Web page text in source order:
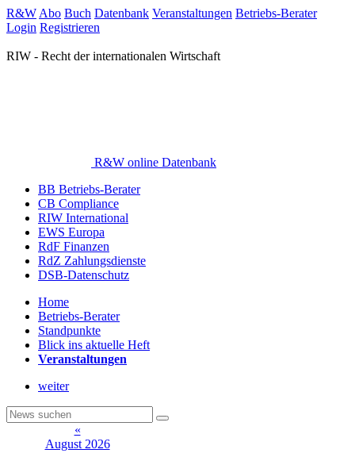
R&W Abo Buch Datenbank Veranstaltungen Betriebs-Berater
Login Registrieren
RIW - Recht der internationalen Wirtschaft
R&W online Datenbank
BB Betriebs-Berater
CB Compliance
RIW International
EWS Europa
RdF Finanzen
RdZ Zahlungsdienste
DSB-Datenschutz
Home
Betriebs-Berater
Standpunkte
Blick ins aktuelle Heft
Veranstaltungen
weiter
«
August 2026